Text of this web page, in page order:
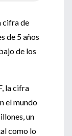
cifra de
de 5 años
de los
la cifra
el mundo
un
como lo